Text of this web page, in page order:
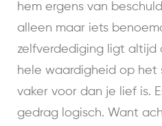
hem ergens van
alleen maar iets
zelfverdediging ligt altijd
hele waardigheid op het
vaker voor dan je lief is.
gedrag logisch. Want